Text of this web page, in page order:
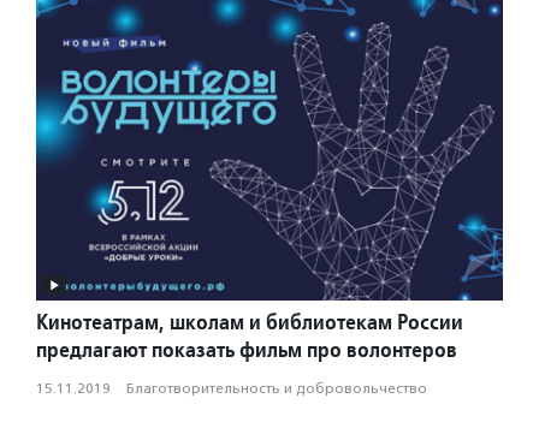
Кинотеатрам, школам и библиотекам России
предлагают показать фильм про волонтеров
15.11.2019 · Благотвори­тель­ность и доброволь­чест­во